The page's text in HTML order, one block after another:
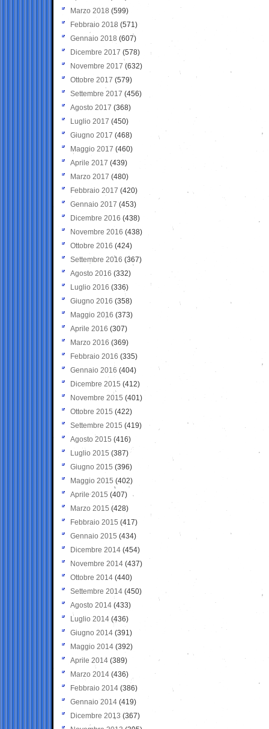
Marzo 2018 (599)
Febbraio 2018 (571)
Gennaio 2018 (607)
Dicembre 2017 (578)
Novembre 2017 (632)
Ottobre 2017 (579)
Settembre 2017 (456)
Agosto 2017 (368)
Luglio 2017 (450)
Giugno 2017 (468)
Maggio 2017 (460)
Aprile 2017 (439)
Marzo 2017 (480)
Febbraio 2017 (420)
Gennaio 2017 (453)
Dicembre 2016 (438)
Novembre 2016 (438)
Ottobre 2016 (424)
Settembre 2016 (367)
Agosto 2016 (332)
Luglio 2016 (336)
Giugno 2016 (358)
Maggio 2016 (373)
Aprile 2016 (307)
Marzo 2016 (369)
Febbraio 2016 (335)
Gennaio 2016 (404)
Dicembre 2015 (412)
Novembre 2015 (401)
Ottobre 2015 (422)
Settembre 2015 (419)
Agosto 2015 (416)
Luglio 2015 (387)
Giugno 2015 (396)
Maggio 2015 (402)
Aprile 2015 (407)
Marzo 2015 (428)
Febbraio 2015 (417)
Gennaio 2015 (434)
Dicembre 2014 (454)
Novembre 2014 (437)
Ottobre 2014 (440)
Settembre 2014 (450)
Agosto 2014 (433)
Luglio 2014 (436)
Giugno 2014 (391)
Maggio 2014 (392)
Aprile 2014 (389)
Marzo 2014 (436)
Febbraio 2014 (386)
Gennaio 2014 (419)
Dicembre 2013 (367)